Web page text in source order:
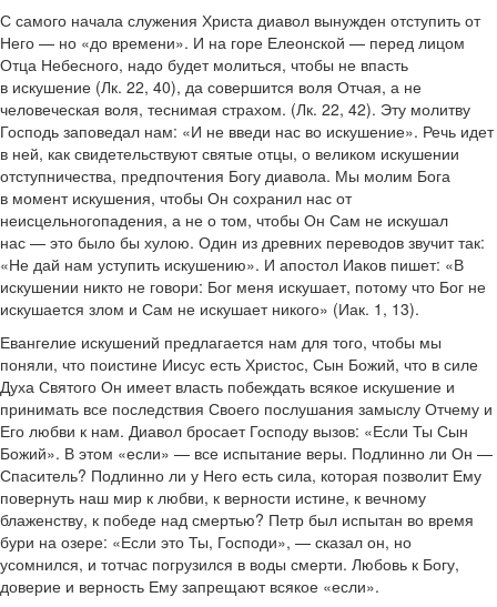
С самого начала служения Христа диавол вынужден отступить от
Него — но «до времени». И на горе Елеонской — перед лицом
Отца Небесного, надо будет молиться, чтобы не впасть
в искушение (Лк. 22, 40), да совершится воля Отчая, а не
человеческая воля, теснимая страхом. (Лк. 22, 42). Эту молитву
Господь заповедал нам: «И не введи нас во искушение». Речь идет
в ней, как свидетельствуют святые отцы, о великом искушении
отступничества, предпочтения Богу диавола. Мы молим Бога
в момент искушения, чтобы Он сохранил нас от
неисцельногопадения, а не о том, чтобы Он Сам не искушал
нас — это было бы хулою. Один из древних переводов звучит так:
«Не дай нам уступить искушению». И апостол Иаков пишет: «В
искушении никто не говори: Бог меня искушает, потому что Бог не
искушается злом и Сам не искушает никого» (Иак. 1, 13).
Евангелие искушений предлагается нам для того, чтобы мы
поняли, что поистине Иисус есть Христос, Сын Божий, что в силе
Духа Святого Он имеет власть побеждать всякое искушение и
принимать все последствия Своего послушания замыслу Отчему и
Его любви к нам. Диавол бросает Господу вызов: «Если Ты Сын
Божий». В этом «если» — все испытание веры. Подлинно ли Он —
Спаситель? Подлинно ли у Него есть сила, которая позволит Ему
повернуть наш мир к любви, к верности истине, к вечному
блаженству, к победе над смертью? Петр был испытан во время
бури на озере: «Если это Ты, Господи», — сказал он, но
усомнился, и тотчас погрузился в воды смерти. Любовь к Богу,
доверие и верность Ему запрещают всякое «если».